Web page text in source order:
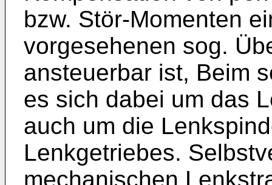
bzw. Stör-Momenten
vorgesehenen sog.
ansteuerbar ist, Beim
es sich dabei um das
auch um die
Lenkgetriebes.
mechanischen